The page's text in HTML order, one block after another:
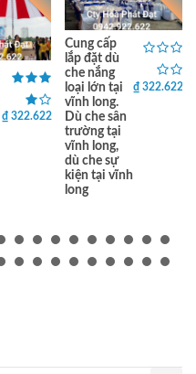
₫ 322.622
Cung cấp
lắp đặt dù
che nắng
loại lớn tại
vĩnh long.
Dù che sân
trường tại
vĩnh long,
dù che sự
kiện tại vĩnh
long
₫ 322.622